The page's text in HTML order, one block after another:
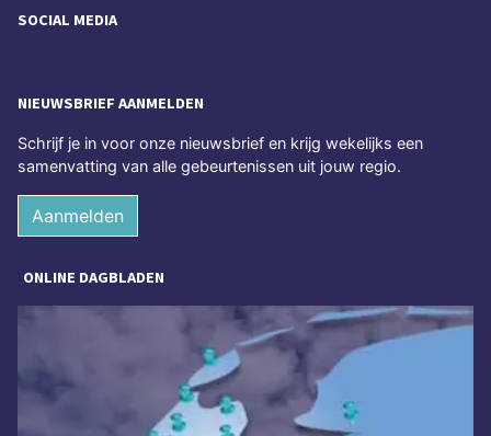
SOCIAL MEDIA
NIEUWSBRIEF AANMELDEN
Schrijf je in voor onze nieuwsbrief en krijg wekelijks een
samenvatting van alle gebeurtenissen uit jouw regio.
Aanmelden
ONLINE DAGBLADEN